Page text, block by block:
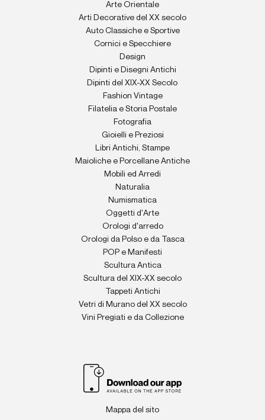
Arte Orientale
Arti Decorative del XX secolo
Auto Classiche e Sportive
Cornici e Specchiere
Design
Dipinti e Disegni Antichi
Dipinti del XIX-XX Secolo
Fashion Vintage
Filatelia e Storia Postale
Fotografia
Gioielli e Preziosi
Libri Antichi, Stampe
Maioliche e Porcellane Antiche
Mobili ed Arredi
Naturalia
Numismatica
Oggetti d'Arte
Orologi d'arredo
Orologi da Polso e da Tasca
POP e Manifesti
Scultura Antica
Scultura del XIX-XX secolo
Tappeti Antichi
Vetri di Murano del XX secolo
Vini Pregiati e da Collezione
Mappa del sito